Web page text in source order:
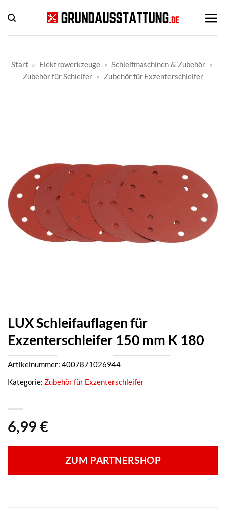
Inhalt
springen
Start » Elektrowerkzeuge » Schleifmaschinen & Zubehör »
Zubehör für Schleifer » Zubehör für Exzenterschleifer
LUX Schleifauflagen für
Exzenterschleifer 150 mm K 180
6,99 €
ZUM PARTNERSHOP
Artikelnummer: 4007871026944
Kategorie: Zubehör für Exzenterschleifer